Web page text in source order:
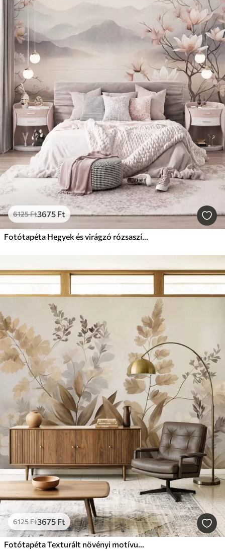
6125Ft3675 Ft
Fotótapéta Hegyek és virágzó rózsaszín magnóliaágak, textúrált tájkép
6125Ft3675 Ft